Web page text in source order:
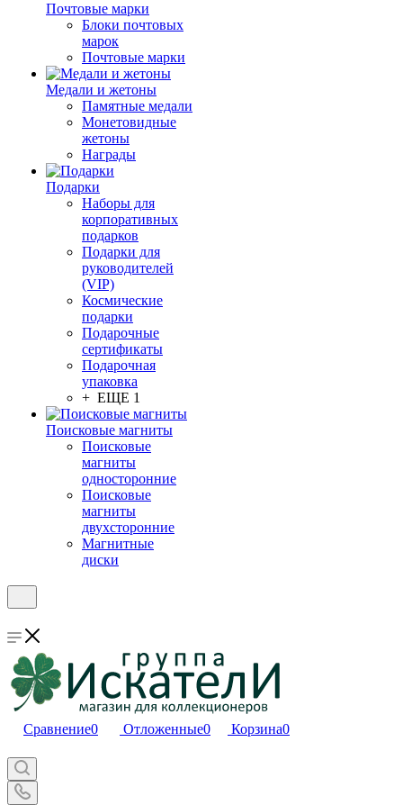
Почтовые марки
Блоки почтовых
марок
Почтовые марки
Медали и жетоны
Памятные медали
Монетовидные
жетоны
Награды
Подарки
Наборы для
корпоративных
подарков
Подарки для
руководителей
(VIP)
Космические
подарки
Подарочные
сертификаты
Подарочная
упаковка
+ ЕЩЕ 1
Поисковые магниты
Поисковые
магниты
односторонние
Поисковые
магниты
двухсторонние
Магнитные
диски
Сравнение0 Отложенные0 Корзина0